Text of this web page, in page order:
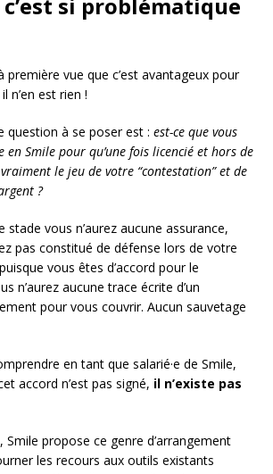
c’est si problématique
première vue que c’est avantageux pour
n’en est rien !
question à se poser est : est-ce que vous
en Smile pour qu’une fois licencié et hors de
le jeu de votre “contestation” et de
?
stade vous n’aurez aucune assurance,
pas constitué de défense lors de votre
vous êtes d’accord pour le
n’aurez aucune trace écrite d’un
pour vous couvrir. Aucun sauvetage
en tant que salarié·e de Smile,
accord n’est pas signé, il n’existe pas
propose ce genre d’arrangement
les recours aux outils existants